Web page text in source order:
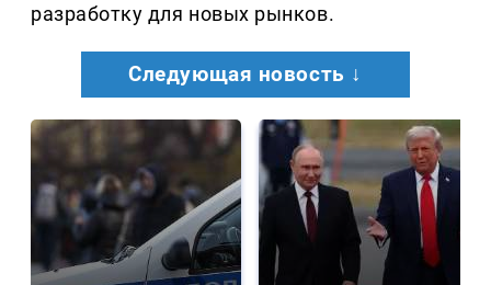
разработку для новых рынков.
Следующая новость ↓